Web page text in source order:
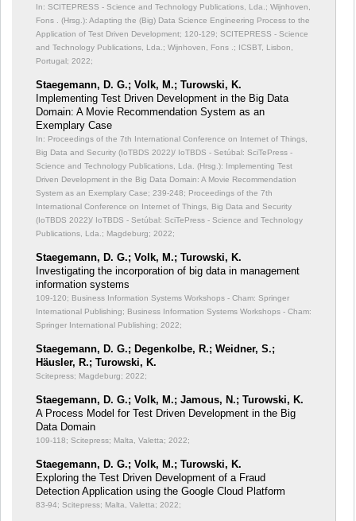
In: SCITEPRESS - Science and Technology Publications, Lda.; Wijnhoven,
Fons . (Hrsg.): Adapting the (Big) Data Science Engineering Process to the
Application of Test Driven Development; 120-129; SCITEPRESS - Science
and Technology Publications, Lda.; Wijnhoven, Fons .; ICSBT, Lisbon,
Portugal; 2022;
Staegemann, D. G.; Volk, M.; Turowski, K.
Implementing Test Driven Development in the Big Data
Domain: A Movie Recommendation System as an
Exemplary Case
In: Proceedings of the 7th International Conference on Internet of Things,
Big Data and Security (IoTBDS 2022)/ IoTBDS - Setúbal: SciTePress -
Science and Technology Publications, Lda. (Hrsg.): Implementing Test
Driven Development in the Big Data Domain: A Movie Recommendation
System as an Exemplary Case; 239-248; Proceedings of the 7th
International Conference on Internet of Things, Big Data and Security
(IoTBDS 2022)/ IoTBDS - Setúbal: SciTePress - Science and Technology
Publications, Lda.; Magdeburg; 2022;
Staegemann, D. G.; Volk, M.; Turowski, K.
Investigating the incorporation of big data in management
information systems
109-120; Business Information Systems Workshops - Cham: Springer
International Publishing; Business Information Systems Workshops - Cham:
Springer International Publishing; 2022;
Staegemann, D. G.; Degenkolbe, R.; Weidner, S.;
Häusler, R.; Turowski, K.
Scitepress; Magdeburg; 2022;
Staegemann, D. G.; Volk, M.; Jamous, N.; Turowski, K.
A Process Model for Test Driven Development in the Big
Data Domain
109-118; Scitepress; Malta, Valetta; 2022;
Staegemann, D. G.; Volk, M.; Turowski, K.
Exploring the Test Driven Development of a Fraud
Detection Application using the Google Cloud Platform
83-94; Scitepress; Malta, Valetta; 2022;